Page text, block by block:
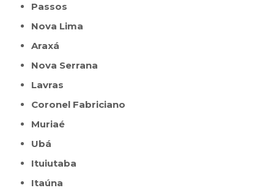
Passos
Nova Lima
Araxá
Nova Serrana
Lavras
Coronel Fabriciano
Muriaé
Ubá
Ituiutaba
Itaúna